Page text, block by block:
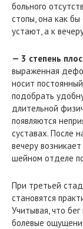
больного
стопы, она как бы
устают, а к
— 3 степень
выраженная
носит
подобрать
длительной
появляются
суставах. После
вечеру
шейном отделе
При третьей
становятся
Учитывая, что
болевые